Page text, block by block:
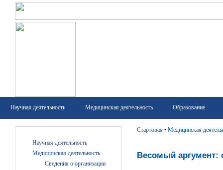
Научная деятельность Медицинская деятельность Образование
Научная деятельность
Медицинская деятельность
Сведения о организации
Стартовая • Медицинская
Весомый аргумент: